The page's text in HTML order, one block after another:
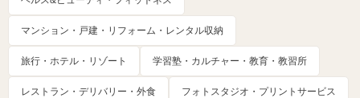
マンション・戸建・リフォーム・レンタル収納
旅行・ホテル・リゾート 学習塾・カルチャー・教育・教習所
レストラン・デリバリー・外食 フォトスタジオ・プリントサービス